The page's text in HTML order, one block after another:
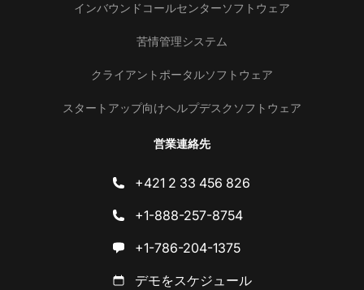
インバウンドコールセンターソフトウェア
苦情管理システム
クライアントポータルソフトウェア
スタートアップ向けヘルプデスクソフトウェア
営業連絡先
+421 2 33 456 826
+1-888-257-8754
+1-786-204-1375
デモをスケジュール